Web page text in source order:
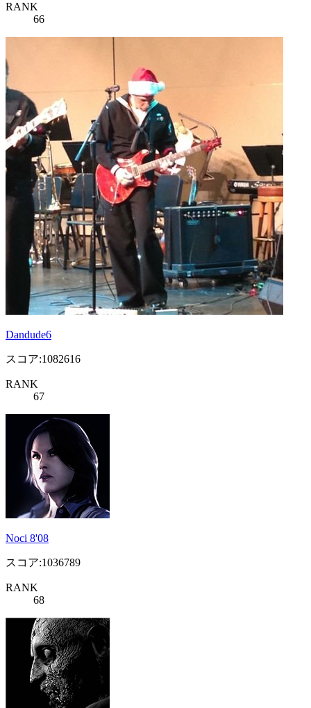
RANK
66
Dandude6
スコア:1082616
RANK
67
Noci 8'08
スコア:1036789
RANK
68